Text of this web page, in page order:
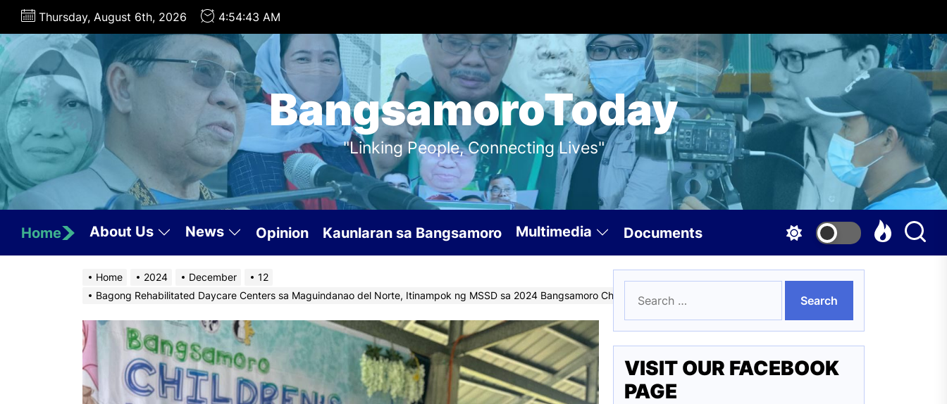
Skip
the
content
Thursday, August 6th, 2026 4:54:44 AM
BangsamoroToday
"Linking People, Connecting Lives"
Home About Us News Opinion Kaunlaran sa Bangsamoro Multimedia Documents
Home 2024 December
12
Bagong Rehabilitated Daycare Centers sa Maguindanao del Norte, Itinampok ng MSSD sa 2024 Bangsamoro Children’s Month
for:
VISIT OUR FACEBOOK
PAGE